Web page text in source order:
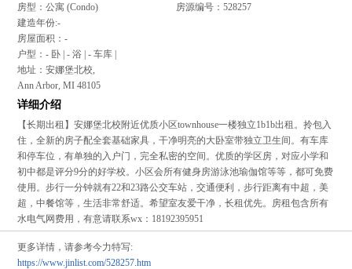
房型：公寓 (Condo)
房源编号：528257
建造年份:-
房屋面积：-
户型：- 卧 | - 浴 | - 车库 |
地址：安娜堡北校,
Ann Arbor, MI 48105
详细介绍
【长期出租】安娜堡北校附近优质小区townhouse一楼独立1b1b出租。拎包入
住，全新的房子配全套基础家具，干净明亮的大卧室带独立卫生间。有车库
和停车位，有单独的入户门，完全私密的空间。优质的学区房，对应小学和
初中都是评分9分的好学校。小区会所有健身房游泳池瑜伽馆等等，都可免费
使用。步行一分钟就有22和23路公交车站，交通便利，步行距离有中超，美
超，中餐馆等，生活非常舒适。希望室友爱干净，长租优先。房租包含所有
水电气网费用，有意请联系wx：18192395951
更多详情，请参考今力特写:
https://www.jinlist.com/528257.htm